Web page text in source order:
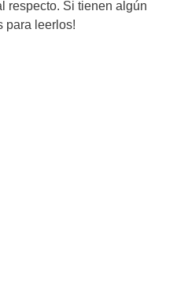
respecto. Si tienen algún
para leerlos!